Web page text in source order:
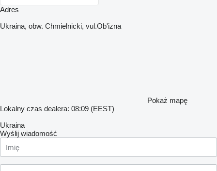
Adres
Ukraina, obw. Chmielnicki, vul.Ob'izna
Pokaż mapę
Lokalny czas dealera: 08:09 (EEST)
Ukraina
Wyślij wiadomość